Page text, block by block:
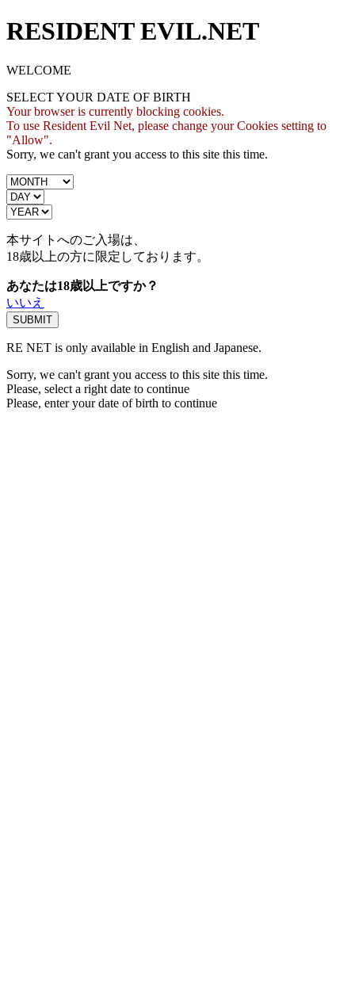
RESIDENT EVIL.NET
WELCOME
SELECT YOUR DATE OF BIRTH
Your browser is currently blocking cookies.
To use Resident Evil Net, please change your Cookies setting to
"Allow".
Sorry, we can't grant you access to this site this time.
本サイトへのご入場は、
18歳以上の方に限定しております。
あなたは18歳以上ですか？
いいえ
RE NET is only available in English and Japanese.
Sorry, we can't grant you access to this site this time.
Please, select a right date to continue
Please, enter your date of birth to continue